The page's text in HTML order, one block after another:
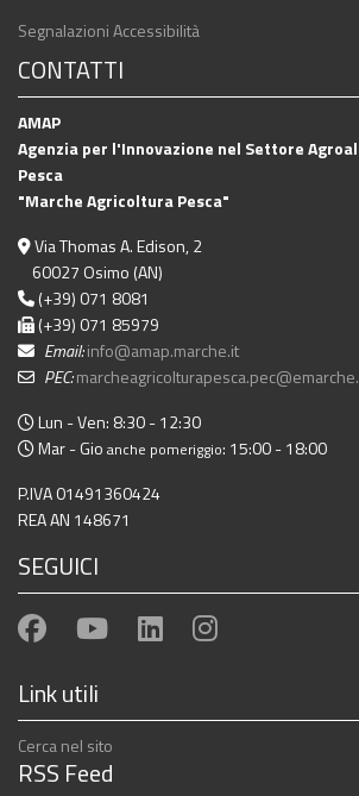
Segnalazioni Accessibilità
CONTATTI
AMAP
Agenzia per l'Innovazione nel Settore
Pesca
"Marche Agricoltura Pesca"
Via Thomas A. Edison, 2
60027 Osimo (AN)
(+39) 071 8081
(+39) 071 85979
Email:info@amap.marche.it
PEC:
Lun - Ven: 8:30 - 12:30
Mar - Gio anche pomeriggio: 15:00 - 18:00
P.IVA 01491360424
REA AN 148671
SEGUICI
Link utili
Cerca nel sito
RSS Feed